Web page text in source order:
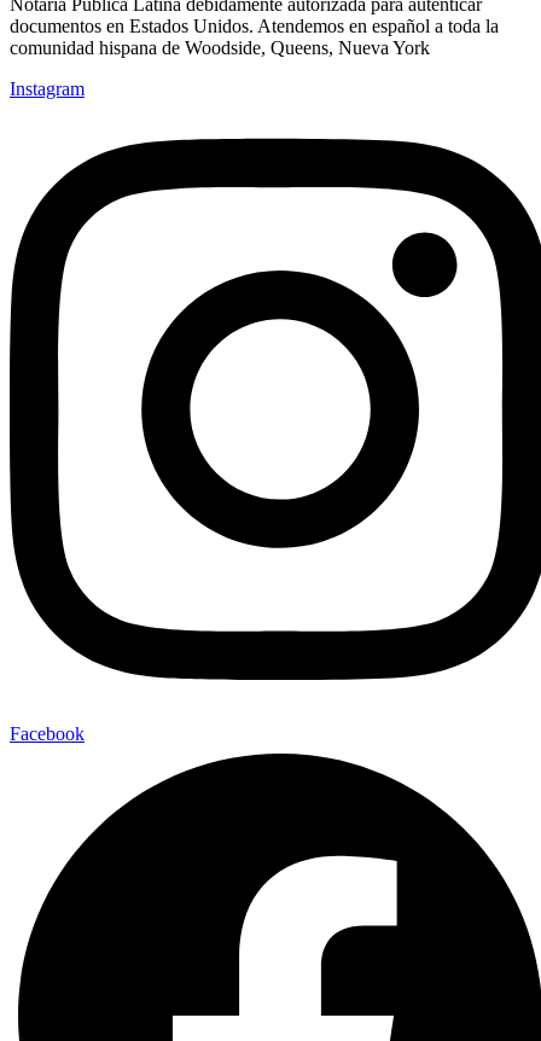
documentos en Estados Unidos. Atendemos en español a toda la
comunidad hispana de Woodside, Queens, Nueva York
Instagram
Facebook